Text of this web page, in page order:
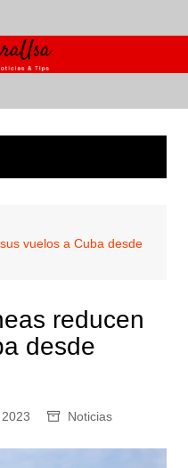
vuelos a Cuba desde
reducen
desde
Noticias